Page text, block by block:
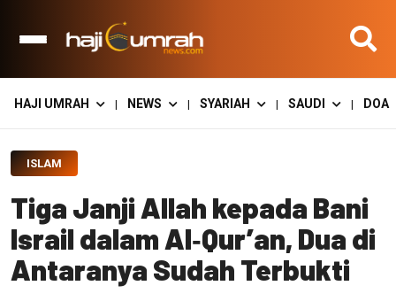
HAJI UMRAH | NEWS | SYARIAH | SAUDI | DOA
ISLAM
Tiga Janji Allah kepada Bani
Israil dalam Al‑Qur’an, Dua di
Antaranya Sudah Terbukti